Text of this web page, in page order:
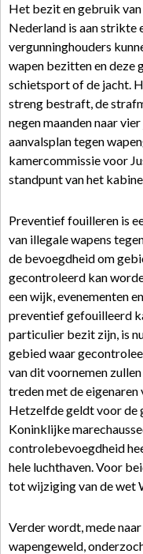
Het bezit en gebruik
Nederland is aan strikte
vergunninghouders
wapen bezitten en
schietsport of de jacht.
streng bestraft, de
negen maanden naar
aanvalsplan tegen
kamercommissie voor
standpunt van het
Preventief fouilleren is
van illegale wapens
de bevoegdheid om
gecontroleerd kan
een wijk, evenementen
preventief gefouilleerd
particulier bezit zijn, is
gebied waar
van dit voornemen
treden met de
Hetzelfde geldt voor de
Koninklijke
controlebevoegdheid
hele luchthaven. Voor
tot wijziging van de wet
Verder wordt, mede
wapengeweld,